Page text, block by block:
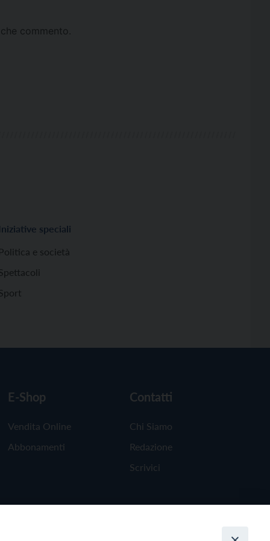
commento.
Iniziative speciali
Politica e società
E-Shop
Vendita Online
Abbonamenti
Contatti
Chi Siamo
Redazione
Scrivici